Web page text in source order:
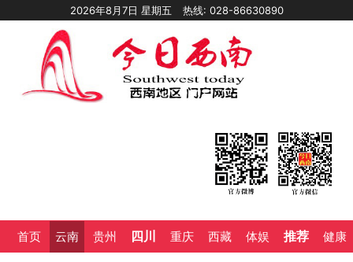
2026年8月7日 星期五 热线: 028-86630890
首页 云南 贵州 四川 重庆 西藏 体娱 推荐 健康